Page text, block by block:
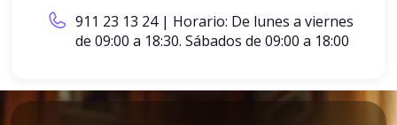
911 23 13 24| Horario: De lunes a viernes
de 09:00 a 18:30. Sábados de 09:00 a 18:00